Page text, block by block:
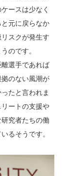
ースは少なく
元に戻らなか
スクが発生す
のです。
選手であれば
拠のない風潮が
たと言われま
ートの支援や
究者たちの働
るそうです。